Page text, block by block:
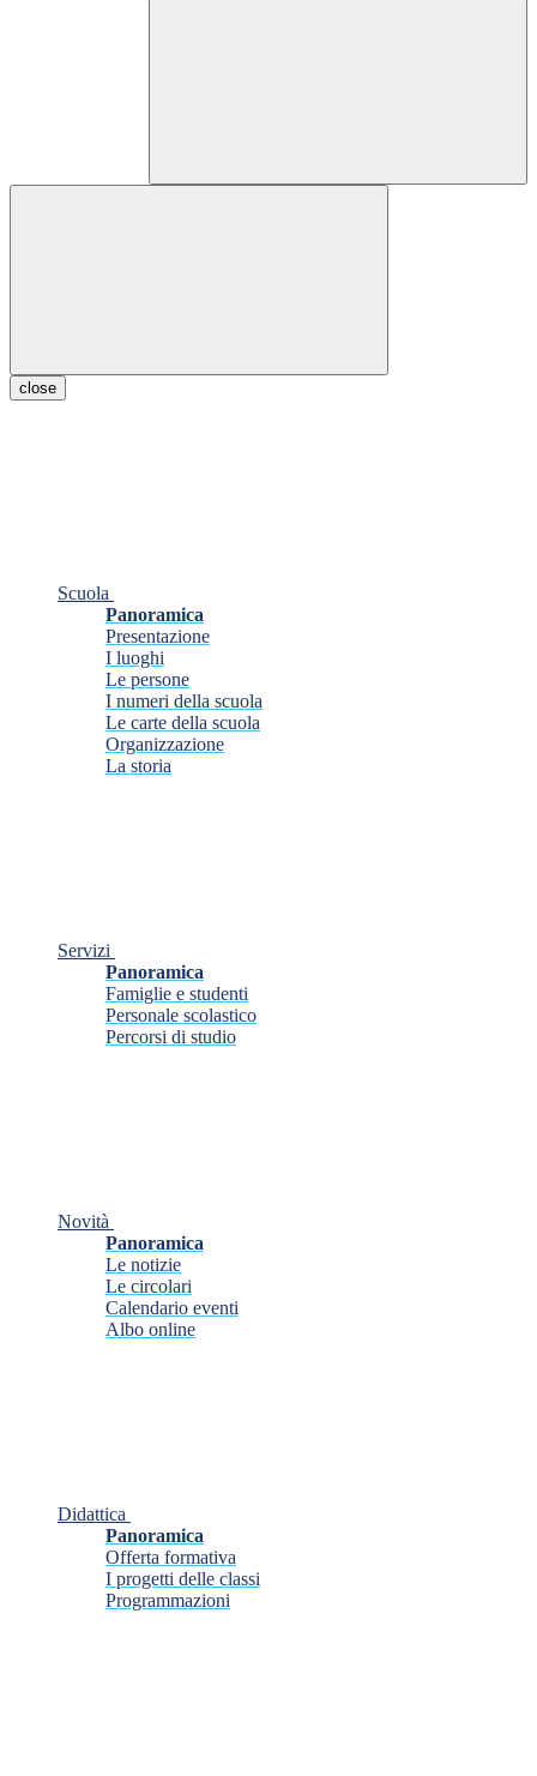
close
Scuola
Panoramica
Presentazione
I luoghi
Le persone
I numeri della scuola
Le carte della scuola
Organizzazione
La storia
Servizi
Panoramica
Famiglie e studenti
Personale scolastico
Percorsi di studio
Novità
Panoramica
Le notizie
Le circolari
Calendario eventi
Albo online
Didattica
Panoramica
Offerta formativa
I progetti delle classi
Programmazioni